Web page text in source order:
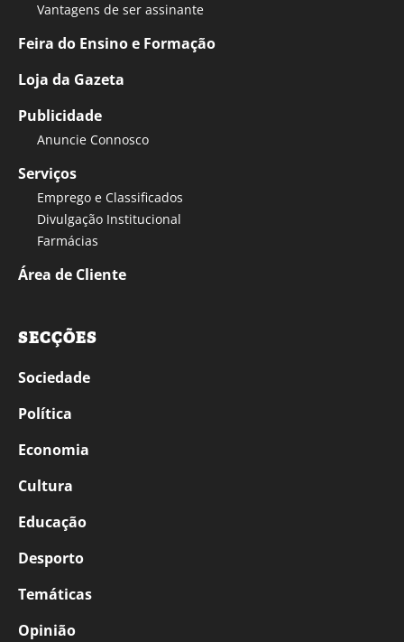
Vantagens de ser assinante
Feira do Ensino e Formação
Loja da Gazeta
Publicidade
Anuncie Connosco
Serviços
Emprego e Classificados
Divulgação Institucional
Farmácias
Área de Cliente
SECÇÕES
Sociedade
Política
Economia
Cultura
Educação
Desporto
Temáticas
Opinião